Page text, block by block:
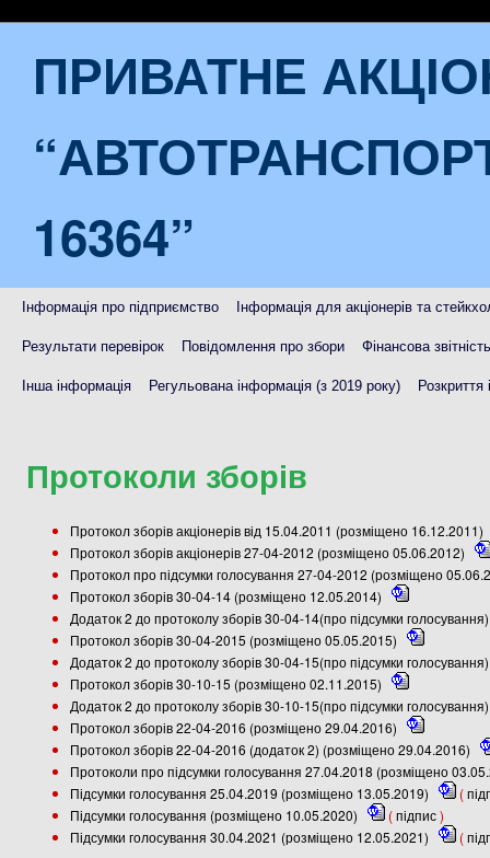
ПРИВАТНЕ
16364”
Інформація про підприємство Інформація для акціонерів та
Результати перевірок Повідомлення про збори Фінансова
Інша інформація Регульована інформація (з 2019 року) Розкриття
Протоколи зборів
Протокол зборів акціонерів від 15.04.2011 (розміщено 16.12.2011)
Протокол зборів акціонерів 27-04-2012 (розміщено 05.06.2012)
Протокол про підсумки голосування 27-04-2012 (розміщено
Протокол зборів 30-04-14 (розміщено 12.05.2014)
Додаток 2 до протоколу зборів 30-04-14(про підсумки
Протокол зборів 30-04-2015 (розміщено 05.05.2015)
Додаток 2 до протоколу зборів 30-04-15(про підсумки
Протокол зборів 30-10-15 (розміщено 02.11.2015)
Додаток 2 до протоколу зборів 30-10-15(про підсумки
Протокол зборів 22-04-2016 (розміщено 29.04.2016)
Протокол зборів 22-04-2016 (додаток 2) (розміщено 29.04.2016)
Протоколи про підсумки голосування 27.04.2018 (розміщено
Підсумки голосування 25.04.2019 (розміщено 13.05.2019)
(
Підсумки голосування (розміщено 10.05.2020)
(підпис)
Підсумки голосування 30.04.2021 (розміщено 12.05.2021)
(